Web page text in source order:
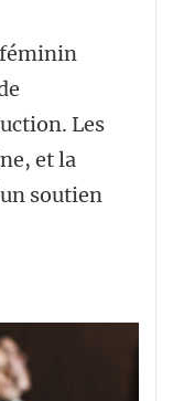
féminin
Les
et la
soutien